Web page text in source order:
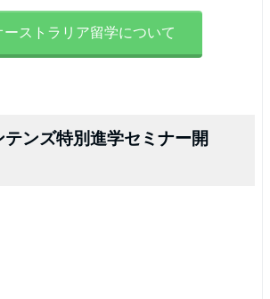
ーストラリア留学について
ンズ特別進学セミナー開